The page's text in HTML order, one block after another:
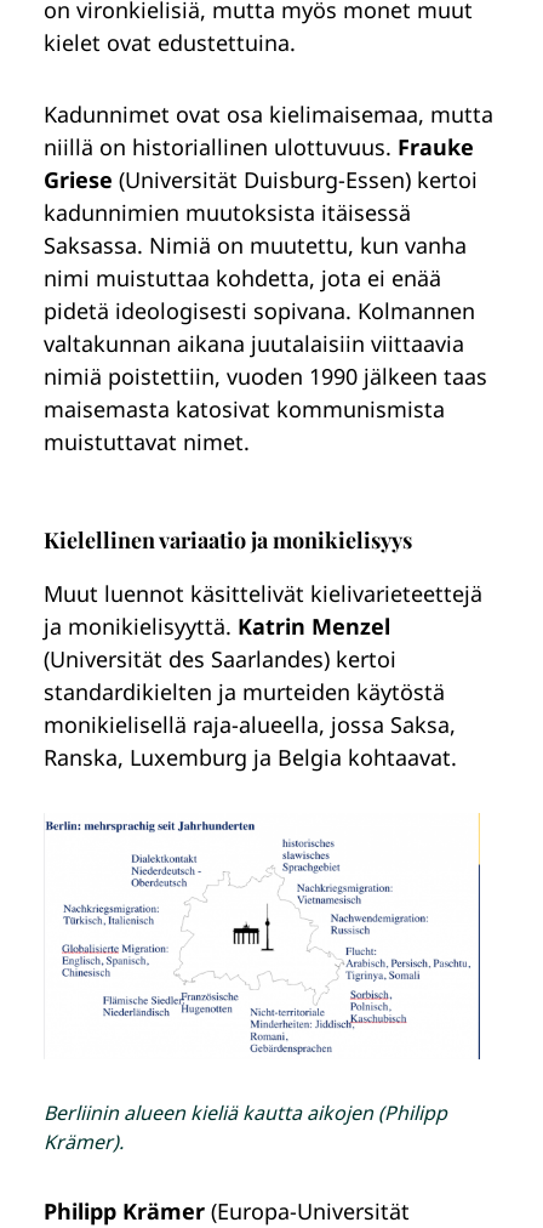
on vironkielisiä, mutta myös monet muut
kielet ovat edustettuina.
Kadunnimet ovat osa kielimaisemaa, mutta
niillä on historiallinen ulottuvuus. Frauke
Griese (Universität Duisburg-Essen) kertoi
kadunnimien muutoksista itäisessä
Saksassa. Nimiä on muutettu, kun vanha
nimi muistuttaa kohdetta, jota ei enää
pidetä ideologisesti sopivana. Kolmannen
valtakunnan aikana juutalaisiin viittaavia
nimiä poistettiin, vuoden 1990 jälkeen taas
maisemasta katosivat kommunismista
muistuttavat nimet.
Kielellinen variaatio ja monikielisyys
Muut luennot käsittelivät kielivarieteettejä
ja monikielisyyttä. Katrin Menzel
(Universität des Saarlandes) kertoi
standardikielten ja murteiden käytöstä
monikielisellä raja-alueella, jossa Saksa,
Ranska, Luxemburg ja Belgia kohtaavat.
Berliinin alueen kieliä kautta aikojen (Philipp
Krämer).
Philipp Krämer (Europa-Universität